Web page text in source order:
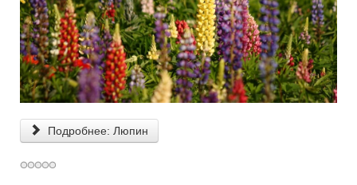
Подробнее: Люпин